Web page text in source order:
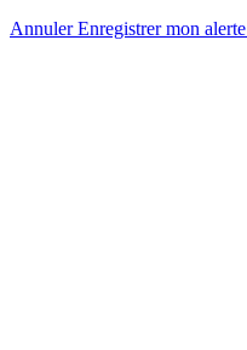
AnnulerEnregistrer mon alerte